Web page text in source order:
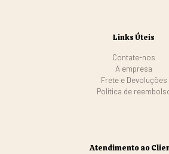
Links Úteis
Contate-nos
A empresa
Frete e Devoluções
Politica de
Atendimento ao